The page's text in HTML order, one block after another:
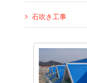
石吹き工事